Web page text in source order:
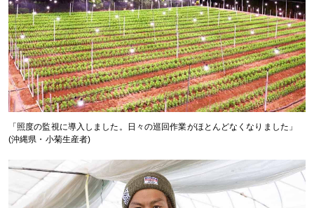
「照度の監視に導入しました。日々の巡回作業がほとんどなくなりました」
(沖縄県・小菊生産者)